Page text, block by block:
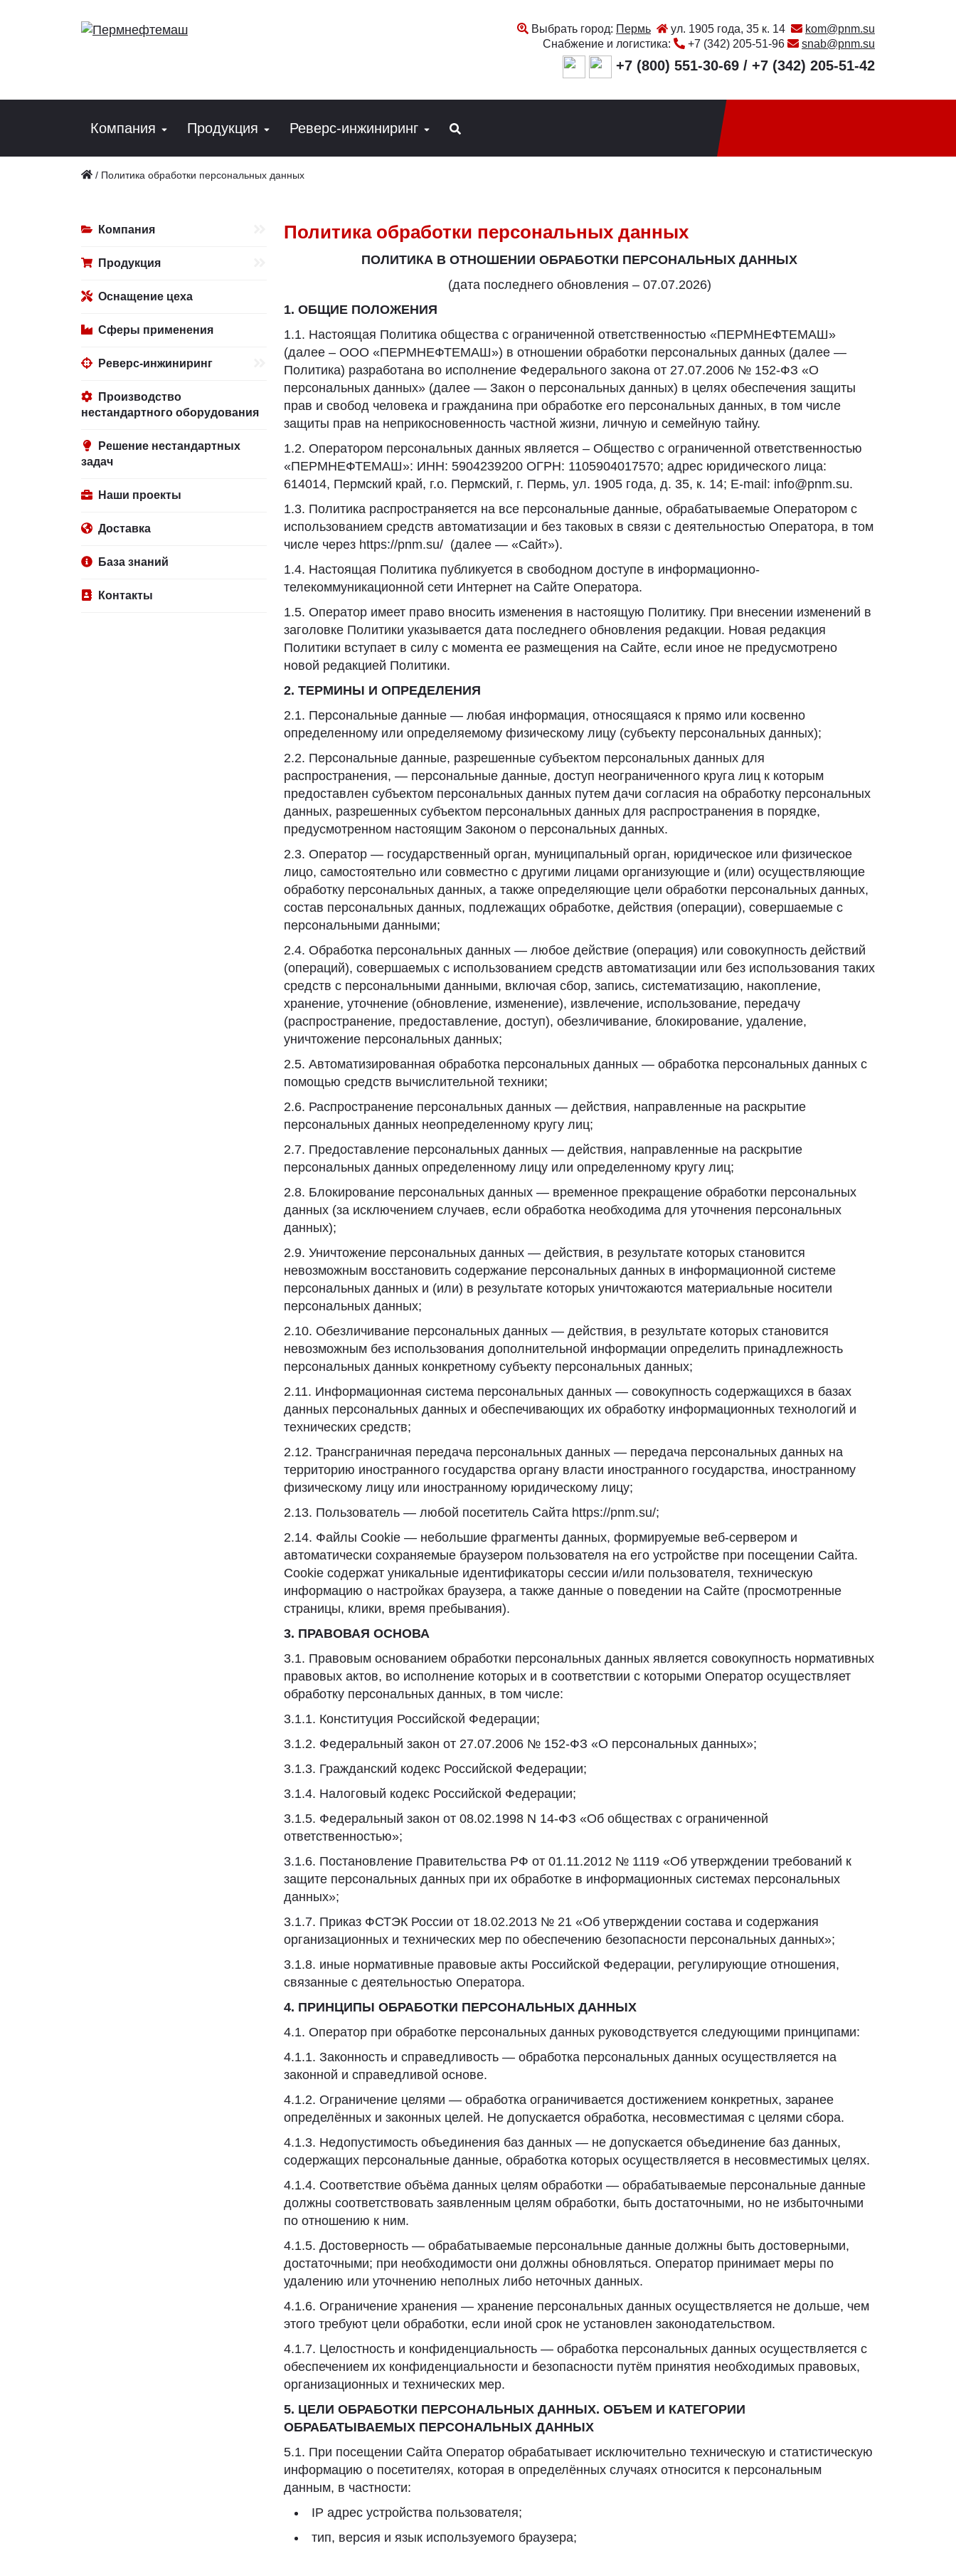
Выбрать город: Пермь ул. 1905 года, 35 к. 14
kom@pnm.su
Снабжение и логистика:
+7 (342) 205-51-96 snab@pnm.su
+7 (800) 551-30-69 / +7 (342) 205-51-42
Компания Продукция Реверс-инжиниринг
/ Политика обработки персональных данных
Компания
Продукция
Оснащение цеха
Сферы применения
Реверс-инжиниринг
Производство
нестандартного оборудования
Решение нестандартных
задач
Наши проекты
Доставка
База знаний
Контакты
Политика обработки персональных данных
ПОЛИТИКА В ОТНОШЕНИИ ОБРАБОТКИ ПЕРСОНАЛЬНЫХ ДАННЫХ
(дата последнего обновления – 07.07.2026)
1. ОБЩИЕ ПОЛОЖЕНИЯ
1.1. Настоящая Политика общества с ограниченной ответственностью «ПЕРМНЕФТЕМАШ»
(далее – ООО «ПЕРМНЕФТЕМАШ») в отношении обработки персональных данных (далее —
Политика) разработана во исполнение Федерального закона от 27.07.2006 № 152-ФЗ «О
персональных данных» (далее — Закон о персональных данных) в целях обеспечения защиты
прав и свобод человека и гражданина при обработке его персональных данных, в том числе
защиты прав на неприкосновенность частной жизни, личную и семейную тайну.
1.2. Оператором персональных данных является – Общество с ограниченной ответственностью
«ПЕРМНЕФТЕМАШ»: ИНН: 5904239200 ОГРН: 1105904017570; адрес юридического лица:
614014, Пермский край, г.о. Пермский, г. Пермь, ул. 1905 года, д. 35, к. 14; E-mail: info@pnm.su.
1.3. Политика распространяется на все персональные данные, обрабатываемые Оператором с
использованием средств автоматизации и без таковых в связи с деятельностью Оператора, в том
числе через https://pnm.su/ (далее — «Сайт»).
1.4. Настоящая Политика публикуется в свободном доступе в информационно-
телекоммуникационной сети Интернет на Сайте Оператора.
1.5. Оператор имеет право вносить изменения в настоящую Политику. При внесении изменений в
заголовке Политики указывается дата последнего обновления редакции. Новая редакция
Политики вступает в силу с момента ее размещения на Сайте, если иное не предусмотрено
новой редакцией Политики.
2. ТЕРМИНЫ И ОПРЕДЕЛЕНИЯ
2.1. Персональные данные — любая информация, относящаяся к прямо или косвенно
определенному или определяемому физическому лицу (субъекту персональных данных);
2.2. Персональные данные, разрешенные субъектом персональных данных для
распространения, — персональные данные, доступ неограниченного круга лиц к которым
предоставлен субъектом персональных данных путем дачи согласия на обработку персональных
данных, разрешенных субъектом персональных данных для распространения в порядке,
предусмотренном настоящим Законом о персональных данных.
2.3. Оператор — государственный орган, муниципальный орган, юридическое или физическое
лицо, самостоятельно или совместно с другими лицами организующие и (или) осуществляющие
обработку персональных данных, а также определяющие цели обработки персональных данных,
состав персональных данных, подлежащих обработке, действия (операции), совершаемые с
персональными данными;
2.4. Обработка персональных данных — любое действие (операция) или совокупность действий
(операций), совершаемых с использованием средств автоматизации или без использования таких
средств с персональными данными, включая сбор, запись, систематизацию, накопление,
хранение, уточнение (обновление, изменение), извлечение, использование, передачу
(распространение, предоставление, доступ), обезличивание, блокирование, удаление,
уничтожение персональных данных;
2.5. Автоматизированная обработка персональных данных — обработка персональных данных с
помощью средств вычислительной техники;
2.6. Распространение персональных данных — действия, направленные на раскрытие
персональных данных неопределенному кругу лиц;
2.7. Предоставление персональных данных — действия, направленные на раскрытие
персональных данных определенному лицу или определенному кругу лиц;
2.8. Блокирование персональных данных — временное прекращение обработки персональных
данных (за исключением случаев, если обработка необходима для уточнения персональных
данных);
2.9. Уничтожение персональных данных — действия, в результате которых становится
невозможным восстановить содержание персональных данных в информационной системе
персональных данных и (или) в результате которых уничтожаются материальные носители
персональных данных;
2.10. Обезличивание персональных данных — действия, в результате которых становится
невозможным без использования дополнительной информации определить принадлежность
персональных данных конкретному субъекту персональных данных;
2.11. Информационная система персональных данных — совокупность содержащихся в базах
данных персональных данных и обеспечивающих их обработку информационных технологий и
технических средств;
2.12. Трансграничная передача персональных данных — передача персональных данных на
территорию иностранного государства органу власти иностранного государства, иностранному
физическому лицу или иностранному юридическому лицу;
2.13. Пользователь — любой посетитель Сайта https://pnm.su/;
2.14. Файлы Cookie — небольшие фрагменты данных, формируемые веб-сервером и
автоматически сохраняемые браузером пользователя на его устройстве при посещении Сайта.
Cookie содержат уникальные идентификаторы сессии и/или пользователя, техническую
информацию о настройках браузера, а также данные о поведении на Сайте (просмотренные
страницы, клики, время пребывания).
3. ПРАВОВАЯ ОСНОВА
3.1. Правовым основанием обработки персональных данных является совокупность нормативных
правовых актов, во исполнение которых и в соответствии с которыми Оператор осуществляет
обработку персональных данных, в том числе:
3.1.1. Конституция Российской Федерации;
3.1.2. Федеральный закон от 27.07.2006 № 152-ФЗ «О персональных данных»;
3.1.3. Гражданский кодекс Российской Федерации;
3.1.4. Налоговый кодекс Российской Федерации;
3.1.5. Федеральный закон от 08.02.1998 N 14-ФЗ «Об обществах с ограниченной
ответственностью»;
3.1.6. Постановление Правительства РФ от 01.11.2012 № 1119 «Об утверждении требований к
защите персональных данных при их обработке в информационных системах персональных
данных»;
3.1.7. Приказ ФСТЭК России от 18.02.2013 № 21 «Об утверждении состава и содержания
организационных и технических мер по обеспечению безопасности персональных данных»;
3.1.8. иные нормативные правовые акты Российской Федерации, регулирующие отношения,
связанные с деятельностью Оператора.
4. ПРИНЦИПЫ ОБРАБОТКИ ПЕРСОНАЛЬНЫХ ДАННЫХ
4.1. Оператор при обработке персональных данных руководствуется следующими принципами:
4.1.1. Законность и справедливость — обработка персональных данных осуществляется на
законной и справедливой основе.
4.1.2. Ограничение целями — обработка ограничивается достижением конкретных, заранее
определённых и законных целей. Не допускается обработка, несовместимая с целями сбора.
4.1.3. Недопустимость объединения баз данных — не допускается объединение баз данных,
содержащих персональные данные, обработка которых осуществляется в несовместимых целях.
4.1.4. Соответствие объёма данных целям обработки — обрабатываемые персональные данные
должны соответствовать заявленным целям обработки, быть достаточными, но не избыточными
по отношению к ним.
4.1.5. Достоверность — обрабатываемые персональные данные должны быть достоверными,
достаточными; при необходимости они должны обновляться. Оператор принимает меры по
удалению или уточнению неполных либо неточных данных.
4.1.6. Ограничение хранения — хранение персональных данных осуществляется не дольше, чем
этого требуют цели обработки, если иной срок не установлен законодательством.
4.1.7. Целостность и конфиденциальность — обработка персональных данных осуществляется с
обеспечением их конфиденциальности и безопасности путём принятия необходимых правовых,
организационных и технических мер.
5. ЦЕЛИ ОБРАБОТКИ ПЕРСОНАЛЬНЫХ ДАННЫХ. ОБЪЕМ И КАТЕГОРИИ
ОБРАБАТЫВАЕМЫХ ПЕРСОНАЛЬНЫХ ДАННЫХ
5.1. При посещении Сайта Оператор обрабатывает исключительно техническую и статистическую
информацию о посетителях, которая в определённых случаях относится к персональным
данным, в частности:
IP адрес устройства пользователя;
тип, версия и язык используемого браузера;